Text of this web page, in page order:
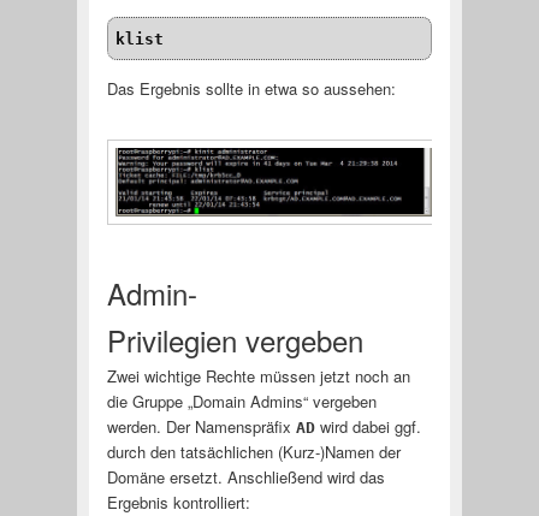
klist
Das Ergebnis sollte in etwa so aussehen:
Admin-
Privilegien vergeben
Zwei wichtige Rechte müssen jetzt noch an
die Gruppe „Domain Admins“ vergeben
werden. Der Namenspräfix ADwird dabei ggf.
durch den tatsächlichen (Kurz-)Namen der
Domäne ersetzt. Anschließend wird das
Ergebnis kontrolliert: